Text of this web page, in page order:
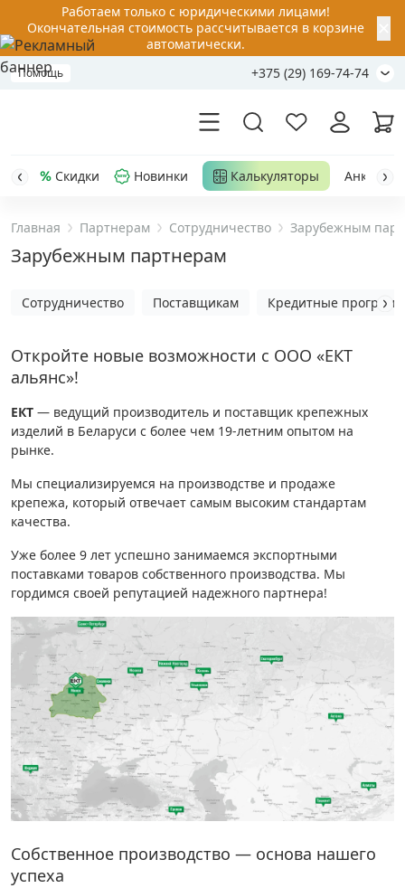
Работаем только с юридическими лицами!
Окончательная стоимость рассчитывается в корзине
автоматически.
Помощь +375 (29) 169-74-74
Акции
Анкерная техника
Дюбельная техника ›
Кабельный крепеж
Заклепки
Химический крепеж
Гвозди и скобы ›
Хомуты и шуруп-шпильки
Шурупы и саморезы ›
Грузовой крепеж ›
Скидки Новинки Калькуляторы Анкер-
Главная Партнерам Сотрудничество Зарубежным
Зарубежным партнерам
Сотрудничество Поставщикам Кредитные
Откройте новые возможности с ООО «ЕКТ
альянс»!
ЕКТ — ведущий производитель и поставщик крепежных
изделий в Беларуси с более чем 19-летним опытом на
рынке.
Мы специализируемся на производстве и продаже
крепежа, который отвечает самым высоким стандартам
качества.
Уже более 9 лет успешно занимаемся экспортными
поставками товаров собственного производства. Мы
гордимся своей репутацией надежного партнера!
Собственное производство — основа нашего
успеха